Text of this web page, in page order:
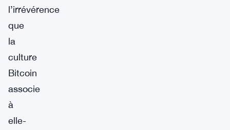
l’irrévérence
que
la
culture
Bitcoin
associe
à
elle-